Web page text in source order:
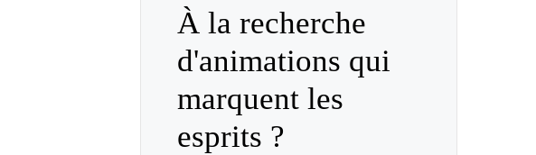
À la recherche
d'animations qui
marquent les
esprits ?